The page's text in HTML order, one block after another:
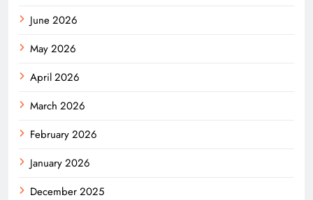
June 2026
May 2026
April 2026
March 2026
February 2026
January 2026
December 2025